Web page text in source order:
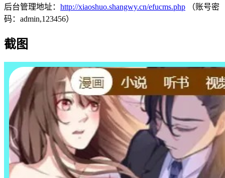
后台管理地址： http://xiaoshuo.shangwy.cn/efucms.php （账号密
码：admin,123456）
截图